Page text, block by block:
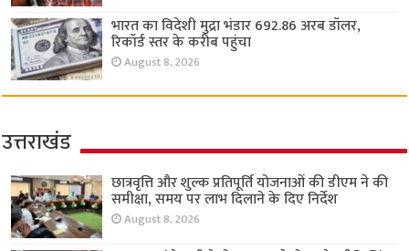
भारत का विदेशी मुद्रा भंडार 692.86 अरब डॉलर,
रिकॉर्ड स्तर के करीब पहुंचा
August 8, 2026
उत्तराखंड
छात्रवृत्ति और शुल्क प्रतिपूर्ति योजनाओं की डीएम ने की
समीक्षा, समय पर लाभ दिलाने के दिए निर्देश
August 8, 2026